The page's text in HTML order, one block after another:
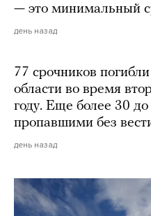
— это минимальный
день назад
77 срочников
области во время
году. Еще более 30 до
пропавшими без
день назад